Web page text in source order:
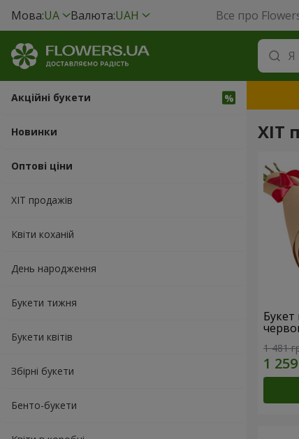
Мова:UA Валюта:UAH Все про
Акційні букети
Новинки
Оптові ціни
ХІТ продажів
Квіти коханій
День народження
Букети тижня
Букети квітів
Збірні букети
Бенто-букети
ХІТ
Букет
1 481